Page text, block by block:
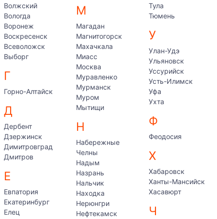
Волжский
Вологда
Воронеж
Воскресенск
Всеволожск
Выборг
Г
Горно-Алтайск
Д
Дербент
Дзержинск
Димитровград
Дмитров
Е
Евпатория
Екатеринбург
Елец
М
Магадан
Магнитогорск
Махачкала
Миасс
Москва
Муравленко
Мурманск
Муром
Мытищи
Н
Набережные
Челны
Надым
Назрань
Нальчик
Находка
Нерюнгри
Нефтекамск
Тула
Тюмень
У
Улан-Удэ
Ульяновск
Уссурийск
Усть-Илимск
Уфа
Ухта
Ф
Феодосия
Х
Хабаровск
Ханты-Мансийск
Хасавюрт
Ч